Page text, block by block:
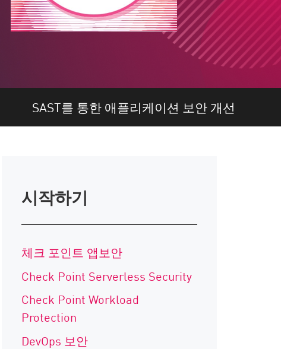
SAST를 통한 애플리케이션 보안 개선
시작하기
체크 포인트 앱보안
Check Point Serverless Security
Check Point Workload
Protection
DevOps 보안